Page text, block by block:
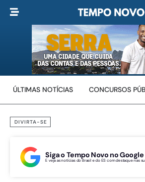
ÚLTIMAS NOTÍCIAS CONCURSOS
DIVIRTA-SE
Siga o Tempo Novo no Google
E veja as notícias do Brasil e do ES com destaque nas